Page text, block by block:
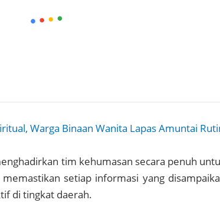
Warga Binaan Wanita Lapas Amuntai
tim kehumasan secara penuh
setiap informasi yang
di tingkat daerah.